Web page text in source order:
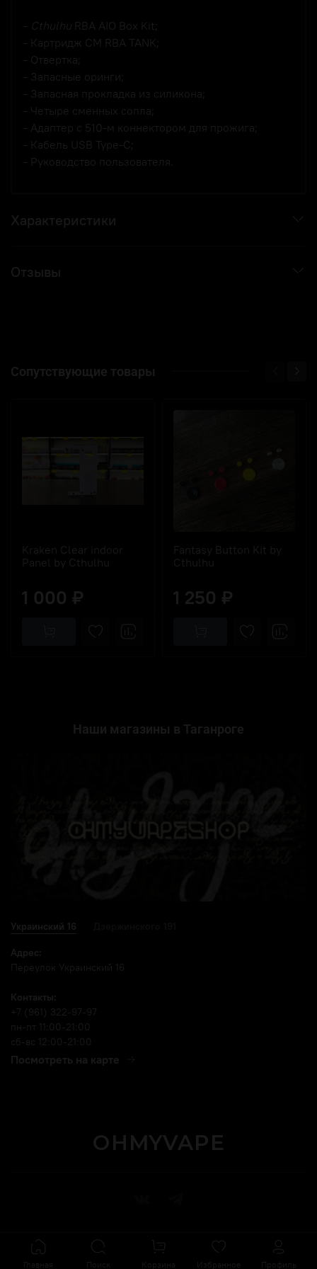
- Cthulhu RBA AIO Box Kit;
- Картридж CM RBA TANK;
- Отвертка;
- Запасные оринги;
- Запасная прокладка из силикона;
- Четыре сменных сопла;
- Адаптер с 510-м коннектором для прожига;
- Кабель USB Type-C;
- Руководство пользователя.
Характеристики
Отзывы
Сопутствующие товары
Kraken Clear indoor
Panel by Cthulhu
1 000 ₽
Fantasy Button Kit by
Cthulhu
1 250 ₽
Наши магазины в Таганроге
Украинский 16
Адрес:
Переулок Украинский 16
Контакты:
+7 (961) 322-97-97
пн-пт 11:00-21:00
сб-вс 12:00-21:00
Посмотреть на карте
OHMYVAPE
Главная Поиск Корзина Избранное Профиль